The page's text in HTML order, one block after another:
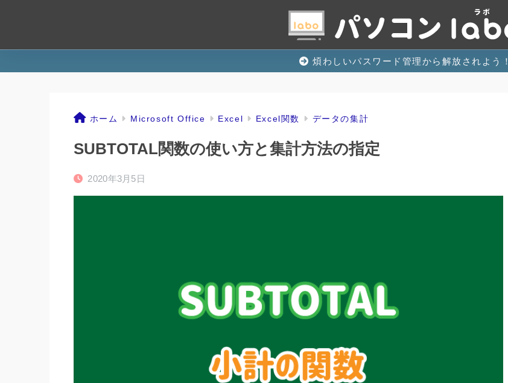
煩わしいパスワード管理から解放されよう！
ホーム Microsoft Office Excel Excel関数 データの集計
SUBTOTAL関数の使い方と集計方法の指定
2020年3月5日